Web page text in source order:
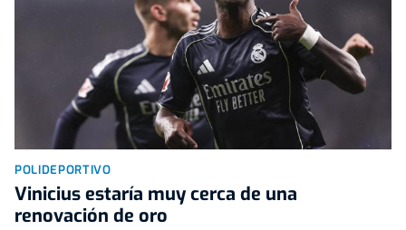
POLIDEPORTIVO
Vinicius estaría muy cerca de una
renovación de oro